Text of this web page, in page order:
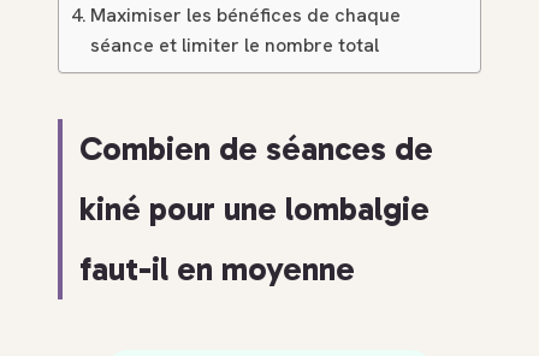
Maximiser les bénéfices de chaque
séance et limiter le nombre total
Combien de séances de
kiné pour une lombalgie
faut-il en moyenne